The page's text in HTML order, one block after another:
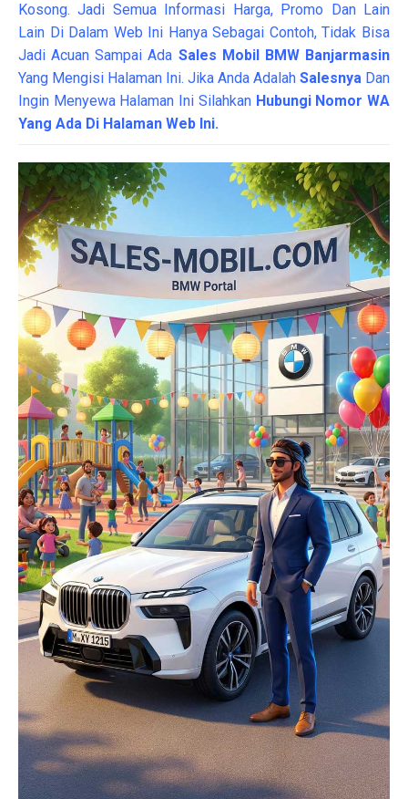
Kosong. Jadi Semua Informasi Harga, Promo Dan Lain
Lain Di Dalam Web Ini Hanya Sebagai Contoh, Tidak Bisa
Jadi Acuan Sampai Ada Sales Mobil BMW Banjarmasin
Yang Mengisi Halaman Ini. Jika Anda Adalah Salesnya Dan
Ingin Menyewa Halaman Ini Silahkan Hubungi Nomor WA
Yang Ada Di Halaman Web Ini.